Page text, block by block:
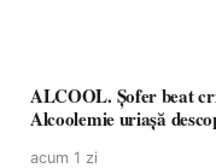
ALCOOL. Șofer beat
Alcoolemie uriașă
acum 1 zi